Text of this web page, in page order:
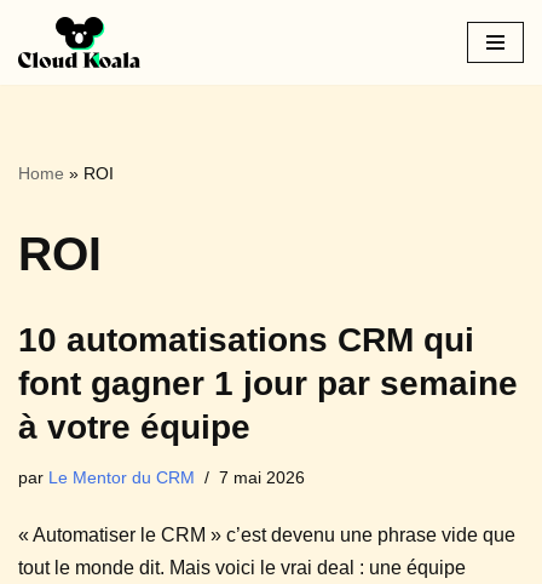
Aller
Home » ROI
ROI
10 automatisations CRM qui
font gagner 1 jour par semaine
à votre équipe
par Le Mentor du CRM 7 mai 2026
« Automatiser le CRM » c’est devenu une phrase vide que
tout le monde dit. Mais voici le vrai deal : une équipe